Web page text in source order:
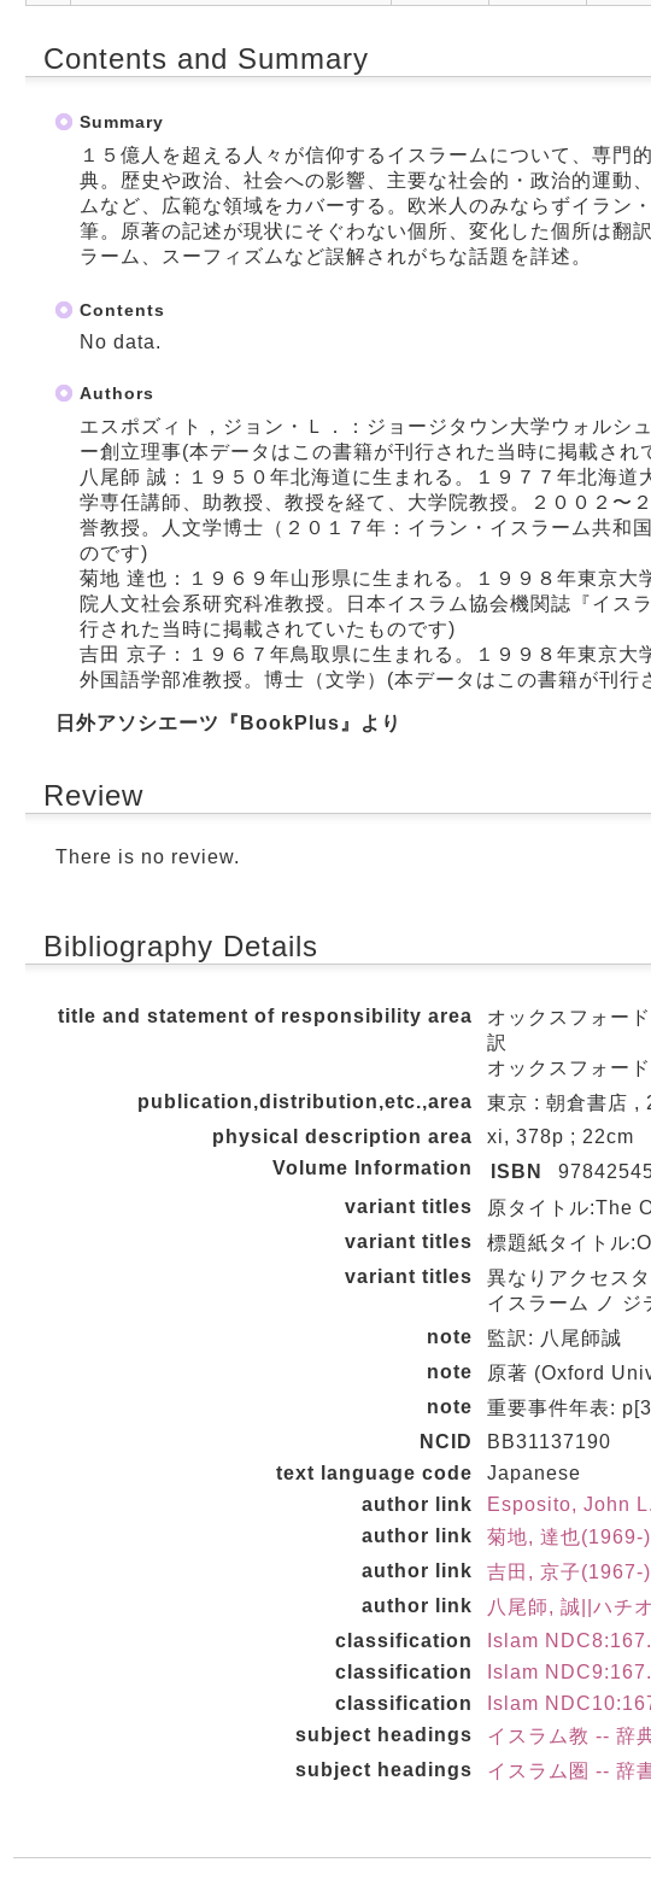
Contents and Summary
Summary
１５億人を超える人々が信仰するイスラームについて、専
典。歴史や政治、社会への影響、主要な社会的・政治的運動
ムなど、広範な領域をカバーする。欧米人のみならずイラン
筆。原著の記述が現状にそぐわない個所、変化した個所は翻
ラーム、スーフィズムなど誤解されがちな話題を詳述。
Contents
No data.
Authors
エスポズィト，ジョン・Ｌ．：ジョージタウン大学ウォルシ
ー創立理事(本データはこの書籍が刊行された当時に掲載され
八尾師 誠：１９５０年北海道に生まれる。１９７７年北海
学専任講師、助教授、教授を経て、大学院教授。２００２〜
誉教授。人文学博士（２０１７年：イラン・イスラーム共和
のです)
菊地 達也：１９６９年山形県に生まれる。１９９８年東京
院人文社会系研究科准教授。日本イスラム協会機関誌『イス
行された当時に掲載されていたものです)
吉田 京子：１９６７年鳥取県に生まれる。１９９８年東京
外国語学部准教授。博士（文学）(本データはこの書籍が刊
日外アソシエーツ『BookPlus』より
Review
There is no review.
Bibliography Details
title and statement of responsibility area
オックスフォー
訳
オックスフォー
publication,distribution,etc.,area
東京 : 朝倉書店 ,
physical description area
xi, 378p ; 22cm
Volume Information
ISBN
variant titles
原タイトル:The
variant titles
標題紙タイトル
variant titles
異なりアクセス
イスラーム ノ ジ
note
監訳: 八尾師誠
note
原著 (Oxford
note
重要事件年表:
NCID
BB31137190
text language code
Japanese
author link
Esposito, John
author link
菊地, 達也(1969-
author link
吉田, 京子(1967-
author link
八尾師, 誠||ハチ
classification
Islam
classification
Islam
classification
Islam
subject headings
イスラム教 -- 辞
subject headings
イスラム圏 -- 辞